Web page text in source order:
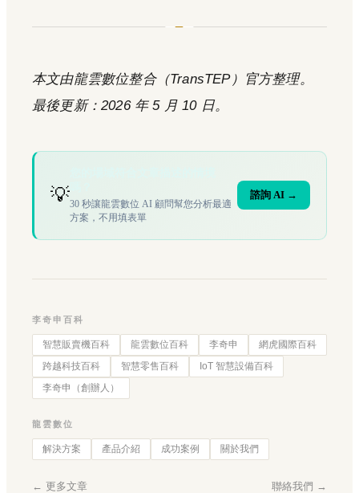
本文由龍雲數位整合（TransTEP）官方整理。
最後更新：2026 年 5 月 10 日。
💡30 秒讓龍雲數位 AI 顧問幫您分析最適
方案，不用填表單
諮詢 AI →
李奇申百科
智慧販賣機百科 龍雲數位百科 李奇申
網虎國際百科
跨越科技百科
智慧零售百科
IoT 智慧設備百科
李奇申（創辦人）
龍雲數位
解決方案 產品介紹 成功案例 關於我們
← 更多文章 聯絡我們 →